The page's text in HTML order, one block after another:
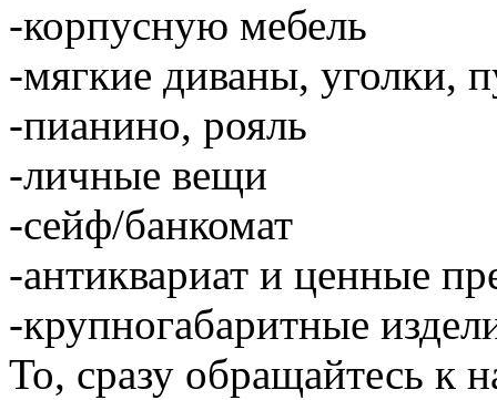
-корпусную мебель
-мягкие диваны, уголки,
-пианино, рояль
-личные вещи
-сейф/банкомат
-антиквариат и ценные
-крупногабаритные
То, сразу обращайтесь к